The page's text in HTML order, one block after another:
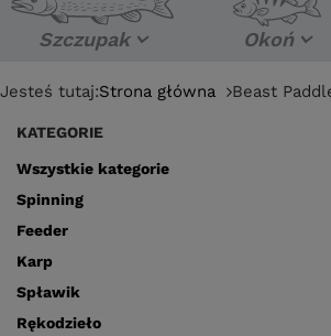
Szczupak Okoń
Jesteś tutaj:Strona główna Beast
KATEGORIE
Wszystkie kategorie
Spinning
Feeder
Karp
Spławik
Rękodzieło